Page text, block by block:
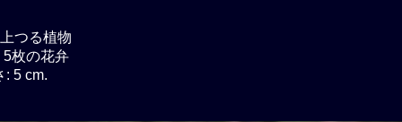
つる植物
5枚の花弁
: 5 cm.